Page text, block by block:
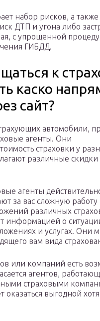
набор рисков, а
ДТП и угона либо
с упрощенной
ГИБДД.
к
каско
сайт?
автомобили,
агенты. Они
страховки у
различные скидки
агенты
за вас сложную работу
различных
информацией о
и услугах. Они
вам вида
или компаний есть
агентов,
страховыми
оказаться выгодной